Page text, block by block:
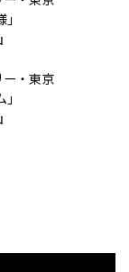
」
・東京
」